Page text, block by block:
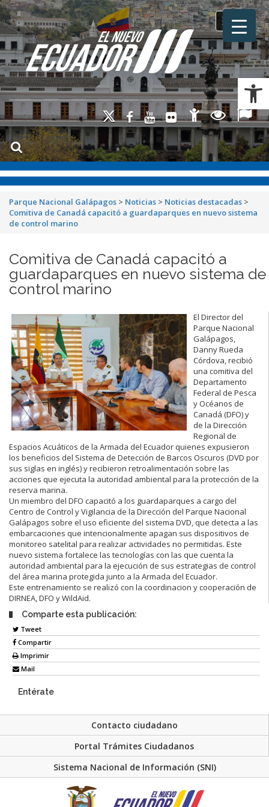
Toggle
Parque Nacional Galápagos > Noticias > Noticias destacadas >
Comitiva de Canadá capacitó a guardaparques en nuevo sistema
de control marino
Comitiva de Canadá capacitó a
guardaparques en nuevo sistema de
control marino
El Director del
Parque Nacional
Galápagos,
Danny Rueda
Córdova, recibió
una comitiva del
Departamento
Federal de Pesca
y Océanos de
Canadá (DFO) y
de la Dirección
Regional de
Espacios Acuáticos de la Armada del Ecuador quienes expusieron
los beneficios del Sistema de Detección de Barcos Oscuros (DVD por
sus siglas en inglés) y recibieron retroalimentación sobre las
acciones que ejecuta la autoridad ambiental para la protección de la
reserva marina.
Un miembro del DFO capacitó a los guardaparques a cargo del
Centro de Control y Vigilancia de la Dirección del Parque Nacional
Galápagos sobre el uso eficiente del sistema DVD, que detecta a las
embarcaciones que intencionalmente apagan sus dispositivos de
monitoreo satelital para realizar actividades no permitidas. Este
nuevo sistema fortalece las tecnologías con las que cuenta la
autoridad ambiental para la ejecución de sus estrategias de control
del área marina protegida junto a la Armada del Ecuador.
Este entrenamiento se realizó con la coordinacion y cooperación de
DIRNEA, DFO y WildAid.
Comparte esta publicación:
Tweet
Compartir
Imprimir
Mail
Entérate
Contacto ciudadano
Portal Trámites Ciudadanos
Sistema Nacional de Información (SNI)